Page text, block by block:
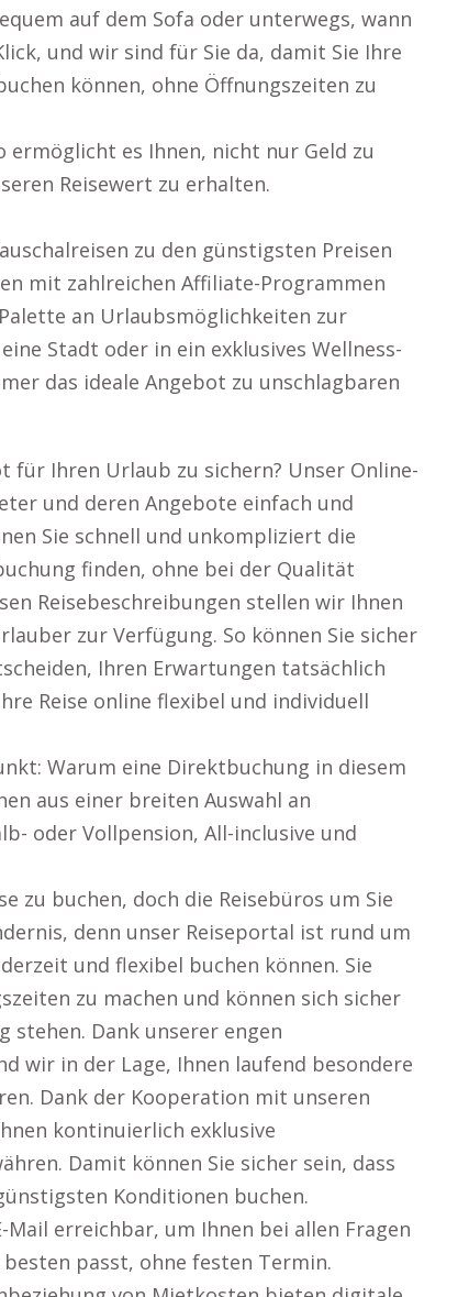
auf dem Sofa oder unterwegs, wann
und wir sind für Sie da, damit Sie Ihre
können, ohne Öffnungszeiten zu
es Ihnen, nicht nur Geld zu
Reisewert zu erhalten.
zu den günstigsten Preisen
mit zahlreichen Affiliate-Programmen
an Urlaubsmöglichkeiten zur
Stadt oder in ein exklusives Wellness-
das ideale Angebot zu unschlagbaren
für Ihren Urlaub zu sichern? Unser Online-
und deren Angebote einfach und
Sie schnell und unkompliziert die
finden, ohne bei der Qualität
Reisebeschreibungen stellen wir Ihnen
zur Verfügung. So können Sie sicher
Ihren Erwartungen tatsächlich
Reise online flexibel und individuell
Warum eine Direktbuchung in diesem
aus einer breiten Auswahl an
oder Vollpension, All-inclusive und
zu buchen, doch die Reisebüros um Sie
denn unser Reiseportal ist rund um
und flexibel buchen können. Sie
zu machen und können sich sicher
stehen. Dank unserer engen
wir in der Lage, Ihnen laufend besondere
Dank der Kooperation mit unseren
kontinuierlich exklusive
Damit können Sie sicher sein, dass
Konditionen buchen.
erreichbar, um Ihnen bei allen Fragen
passt, ohne festen Termin.